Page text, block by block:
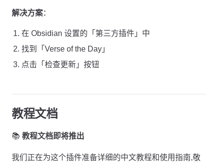
解决方案：
在 Obsidian 设置的「第三方插件」中
找到「Verse of the Day」
点击「检查更新」按钮
教程文档
📚 教程文档即将推出
我们正在为这个插件准备详细的中文教程和使用指南,敬